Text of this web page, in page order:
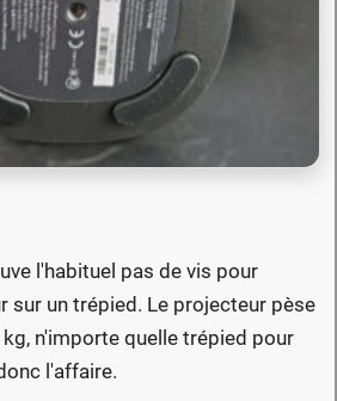
l'habituel pas de vis pour
sur un trépied. Le projecteur pèse
n'importe quelle trépied pour
l'affaire.